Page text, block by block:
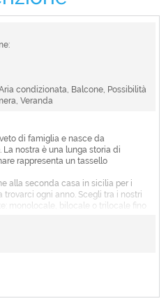
privata (lettino e ombrellone),
dal check-in
Menu per intolleranze (per celiaci),
condizionata, Balcone, Possibilità
Veranda
di famiglia e nasce da
La nostra è una lunga storia di
rappresenta un tassello
alla seconda casa in sicilia per i
ogni anno. Scegli tra i nostri
monolocale, bilocale o trilocale fino
Gli appartamenti sono dotati di
cucina con forno e ampio
e sedie, parcheggio interno.